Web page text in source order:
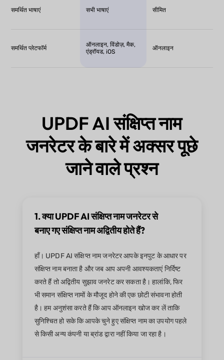
समर्थित भाषाएं सभी भाषाएं सीमित
समर्थित प्लेटफॉर्म
ऑनलाइन, विंडोज़, मैक,
एंड्रॉयड, iOS
ऑनलाइन
UPDF AI संक्षिप्त नाम
जनरेटर के बारे में अक्सर पूछे
जाने वाले प्रश्न
1. क्या UPDF AI संक्षिप्त नाम जनरेटर से
बनाए गए संक्षिप्त नाम अद्वितीय होते हैं?
हाँ। UPDF AI संक्षिप्त नाम जनरेटर आपके इनपुट के आधार पर
संक्षिप्त नाम बनाता है और जब आप अपनी आवश्यकताएं निर्दिष्ट
करते हैं तो अद्वितीय सुझाव जनरेट कर सकता है। हालांकि, फिर
भी समान संक्षिप्त नामों के मौजूद होने की एक छोटी संभावना होती
है। हम अनुशंसा करते हैं कि आप ऑनलाइन खोज कर लें ताकि
सुनिश्चित हो सके कि आपके चुने हुए संक्षिप्त नाम का उपयोग पहले
से किसी अन्य कंपनी या ब्रांड द्वारा नहीं किया जा रहा है।